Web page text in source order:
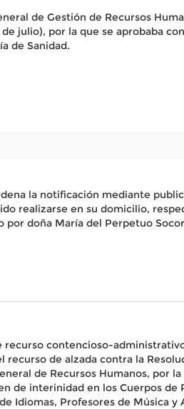
de Gestión de Recursos
de julio), por la que se aprobaba
de Sanidad.
la notificación mediante
realizarse en su domicilio,
doña María del Perpetuo
contencioso-
de alzada contra la
de Recursos Humanos, por
de interinidad en los Cuerpos de
Idiomas, Profesores de Música